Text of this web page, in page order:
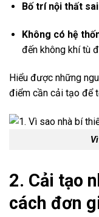
Bố trí nội thất
Không có hệ
đến không khí tù
Hiểu được những
điểm cần cải tạo để
2. Cải tạo
cách đơn